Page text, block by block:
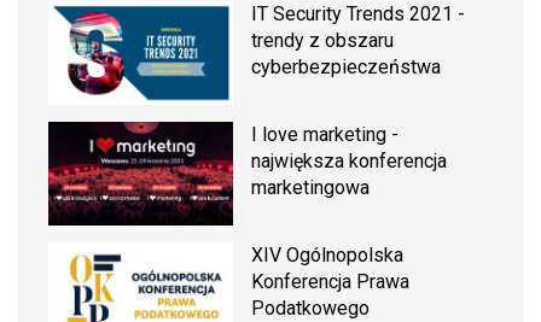
IT Security Trends 2021 -
trendy z obszaru
cyberbezpieczeństwa
I love marketing -
największa konferencja
marketingowa
XIV Ogólnopolska
Konferencja Prawa
Podatkowego